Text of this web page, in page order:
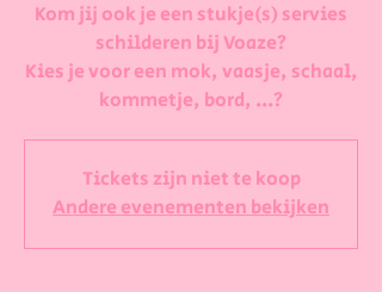
Kom jij ook je een stukje(s) servies
schilderen bij Voaze?
Kies je voor een mok, vaasje, schaal,
kommetje, bord, ...?
Tickets zijn niet te koop
Andere evenementen bekijken